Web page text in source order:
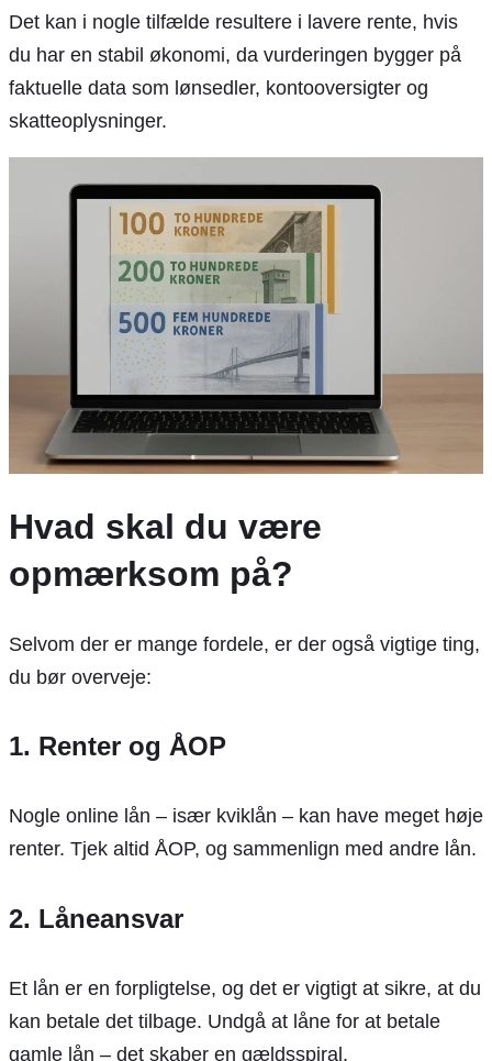
Det kan i nogle tilfælde resultere i lavere rente, hvis
du har en stabil økonomi, da vurderingen bygger på
faktuelle data som lønsedler, kontooversigter og
skatteoplysninger.
Hvad skal du være
opmærksom på?
Selvom der er mange fordele, er der også vigtige ting,
du bør overveje:
1. Renter og ÅOP
Nogle online lån – især kviklån – kan have meget høje
renter. Tjek altid ÅOP, og sammenlign med andre lån.
2. Låneansvar
Et lån er en forpligtelse, og det er vigtigt at sikre, at du
kan betale det tilbage. Undgå at låne for at betale
gamle lån – det skaber en gældsspiral.